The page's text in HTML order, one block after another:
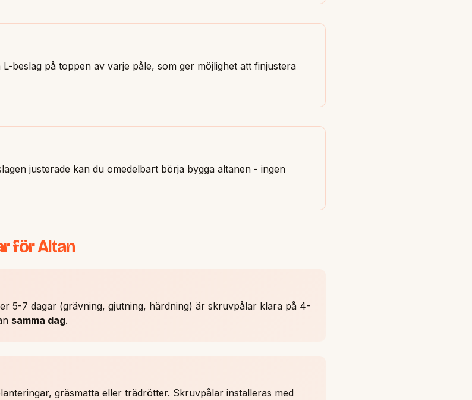
beslag på toppen av varje påle, som ger möjlighet att finjustera
justerade kan du omedelbart börja bygga altanen - ingen
för Altan
5-7 dagar (grävning, gjutning, härdning) är skruvpålar klara på 4-
samma dag.
gräsmatta eller trädrötter. Skruvpålar installeras med